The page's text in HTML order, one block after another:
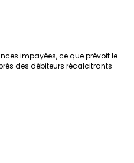
impayées, ce que prévoit le
des débiteurs récalcitrants